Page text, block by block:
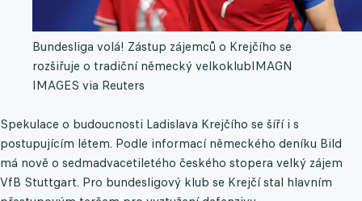
Bundesliga volá! Zástup zájemců o Krejčího se
rozšiřuje o tradiční německý velkoklubIMAGN
IMAGES via Reuters
Spekulace o budoucnosti Ladislava Krejčího se šíří i s
postupujícím létem. Podle informací německého deníku Bild
má nově o sedmadvacetiletého českého stopera velký zájem
VfB Stuttgart. Pro bundesligový klub se Krejčí stal hlavním